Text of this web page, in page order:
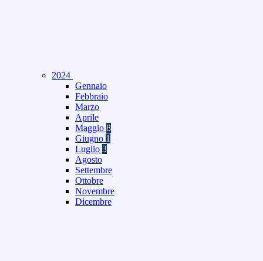
2024
Gennaio
Febbraio
Marzo
Aprile
Maggio 8
Giugno 1
Luglio 3
Agosto
Settembre
Ottobre
Novembre
Dicembre